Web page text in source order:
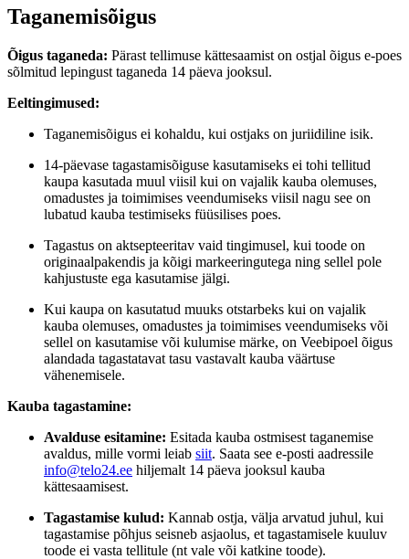
Taganemisõigus
Õigus taganeda: Pärast tellimuse kättesaamist on ostjal õigus e-poes
sõlmitud lepingust taganeda 14 päeva jooksul.
Eeltingimused:
Taganemisõigus ei kohaldu, kui ostjaks on juriidiline isik.
14-päevase tagastamisõiguse kasutamiseks ei tohi tellitud
kaupa kasutada muul viisil kui on vajalik kauba olemuses,
omadustes ja toimimises veendumiseks viisil nagu see on
lubatud kauba testimiseks füüsilises poes.
Tagastus on aktsepteeritav vaid tingimusel, kui toode on
originaalpakendis ja kõigi markeeringutega ning sellel pole
kahjustuste ega kasutamise jälgi.
Kui kaupa on kasutatud muuks otstarbeks kui on vajalik
kauba olemuses, omadustes ja toimimises veendumiseks või
sellel on kasutamise või kulumise märke, on Veebipoel õigus
alandada tagastatavat tasu vastavalt kauba väärtuse
vähenemisele.
Kauba tagastamine:
Avalduse esitamine: Esitada kauba ostmisest taganemise
avaldus, mille vormi leiab siit. Saata see e-posti aadressile
info@telo24.ee hiljemalt 14 päeva jooksul kauba
kättesaamisest.
Tagastamise kulud: Kannab ostja, välja arvatud juhul, kui
tagastamise põhjus seisneb asjaolus, et tagastamisele kuuluv
toode ei vasta tellitule (nt vale või katkine toode).